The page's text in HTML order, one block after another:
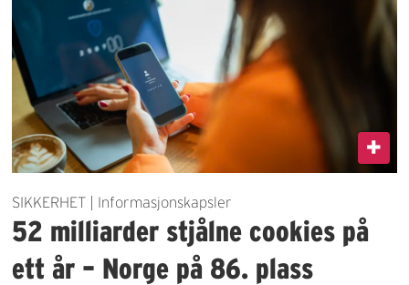
SIKKERHET | Informasjonskapsler
52 milliarder stjålne cookies på
ett år – Norge på 86. plass